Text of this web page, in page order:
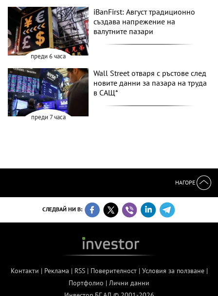
преди 6 часа
iBanFirst: Август традиционно
създава напрежение на
валутните пазари
преди 7 часа
Wall Street отваря с ръстове след
новите данни за пазара на труда
в САЩ*
НАГОРЕ
СЛЕДВАЙ НИ В:
Контакти | Реклама | RSS| Поверителност| Условия за ползване|
Портфолио | Лични данни